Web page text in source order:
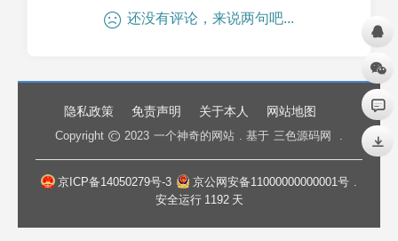
还没有评论，来说两句吧...
隐私政策 免责声明 关于本人 网站地图
Copyright 2023 一个神奇的网站 . 基于 三色源码网 .
京ICP备14050279号-3 京公网安备11000000000001号
安全运行 1192 天